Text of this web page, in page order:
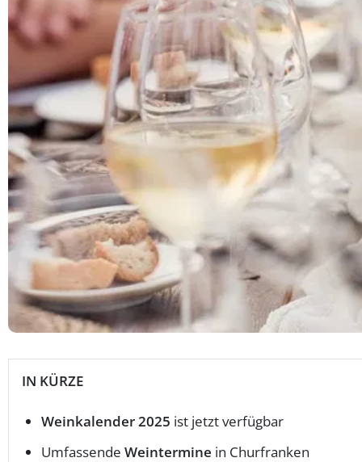
IN KÜRZE
Weinkalender 2025 ist jetzt verfügbar
Umfassende Weintermine in Churfranken